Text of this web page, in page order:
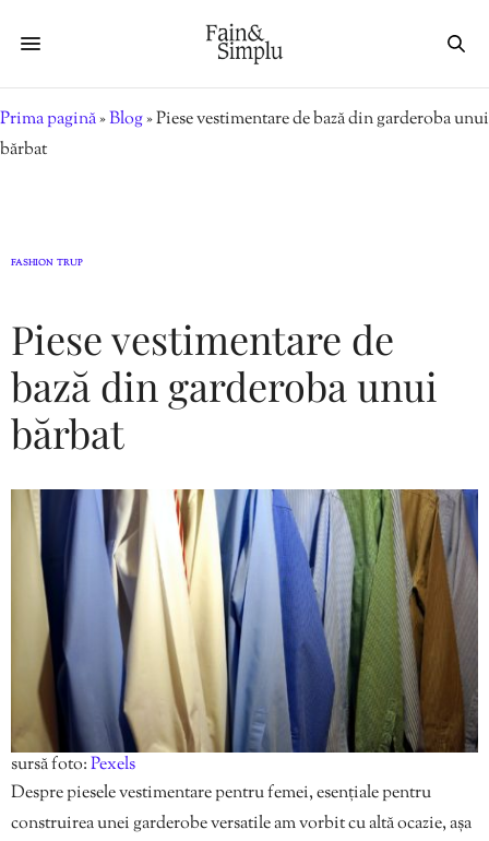
Prima pagină»Blog»Piese vestimentare de bază din garderoba unui
bărbat
FASHION TRUP
Piese vestimentare de
bază din garderoba unui
bărbat
sursă foto:Pexels
Despre piesele vestimentare pentru femei, esențiale pentru
construirea unei garderobe versatile am vorbit cu altă ocazie, așa